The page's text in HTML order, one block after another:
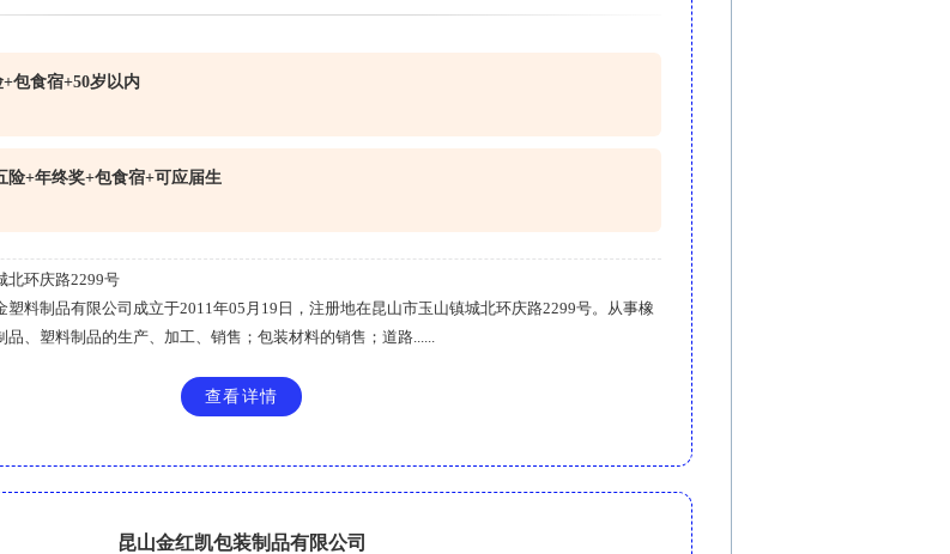
包食宿+50岁以内
险+年终奖+包食宿+可应届生
北环庆路2299号
塑料制品有限公司成立于2011年05月19日，注册地在昆山市玉山镇城北环庆路2299号。从事橡
品、塑料制品的生产、加工、销售；包装材料的销售；道路......
查看详情
昆山金红凯包装制品有限公司